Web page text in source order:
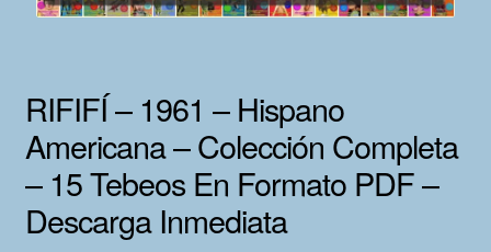
Franco-Belga
Lotes 100
Adultos
RIFIFÍ – 1961 – Hispano
Americana – Colección Completa
– 15 Tebeos En Formato PDF –
Descarga Inmediata